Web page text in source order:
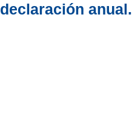
declaración anual.